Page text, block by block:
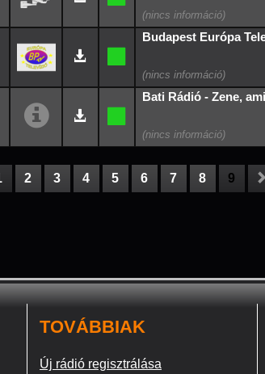
Budapest Európa
Bati Rádió - Zene,
2 3 4 5 6 7 8 9
TOVÁBBIAK
Új rádió regisztrálása